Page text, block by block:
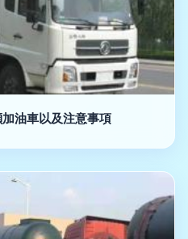
油車以及注意事項